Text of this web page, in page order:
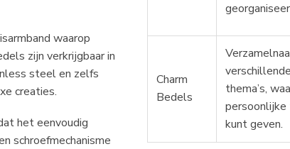
waarop
zijn verkrijgbaar in
steel en zelfs
creaties.
het eenvoudig
schroefmechanisme
Charm
Bedels
thema’s,
persoonlijke
kunt geven.